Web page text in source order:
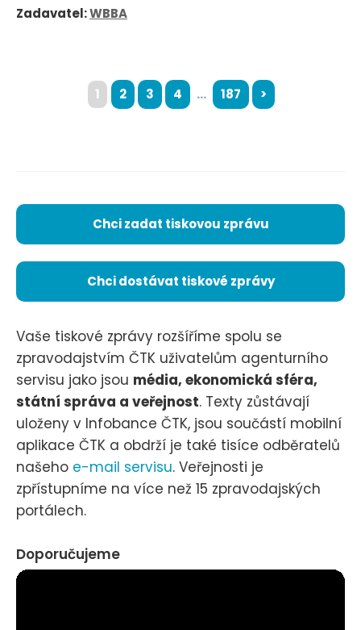
Zadavatel:WBBA
1 2 3 4 ... 187 >
Chci zadat tiskovou zprávu
Chci dostávat tiskové zprávy
Vaše tiskové zprávy rozšíříme spolu se
zpravodajstvím ČTK uživatelům agenturního
servisu jako jsou média, ekonomická sféra,
státní správa a veřejnost. Texty zůstávají
uloženy v Infobance ČTK, jsou součástí mobilní
aplikace ČTK a obdrží je také tisíce odběratelů
našeho e-mail servisu. Veřejnosti je
zpřístupníme na více než 15 zpravodajských
portálech.
Doporučujeme